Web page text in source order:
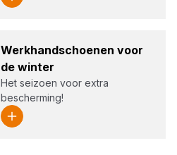
Werk­hand­schoe­nen voor
de win­ter
Het seizoen voor extra
bescherming!